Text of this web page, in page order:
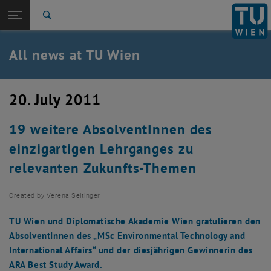
TU Login
Quicklinks
Toggle quicklinks menu
Studies
Career
Back: list subpages of parent page TU Wien Homepage
Back to:
TU Wien Homepage
Overview
All news at TU Wien
20. July 2011
19 weitere AbsolventInnen des
einzigartigen Lehrganges zu
relevanten Zukunfts-Themen
Created by Verena Seitinger
TU Wien und Diplomatische Akademie Wien gratulieren den
AbsolventInnen des „MSc Environmental Technology and
International Affairs“ und der diesjährigen Gewinnerin des
ARA Best Study Award.